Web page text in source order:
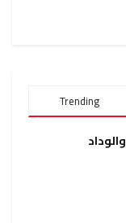
Trending